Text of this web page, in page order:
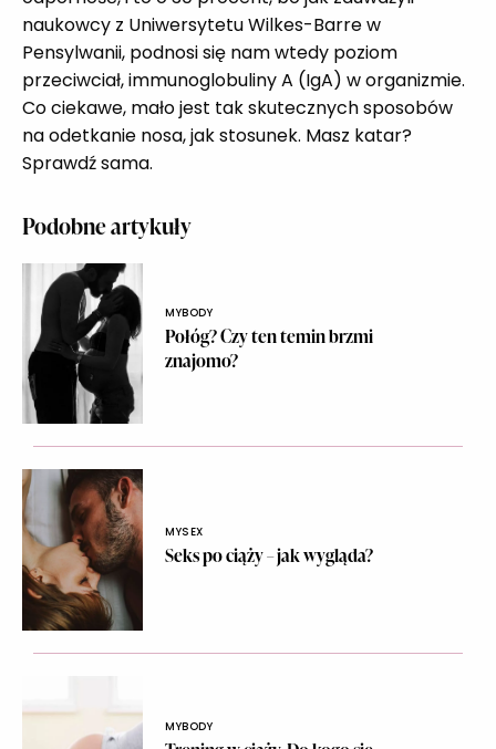
naukowcy z Uniwersytetu Wilkes-Barre w
Pensylwanii, podnosi się nam wtedy poziom
przeciwciał, immunoglobuliny A (IgA) w organizmie.
Co ciekawe, mało jest tak skutecznych sposobów
na odetkanie nosa, jak stosunek. Masz katar?
Sprawdź sama.
Podobne artykuły
MYBODY
Połóg? Czy ten temin brzmi
znajomo?
MYSEX
Seks po ciąży – jak wygląda?
MYBODY